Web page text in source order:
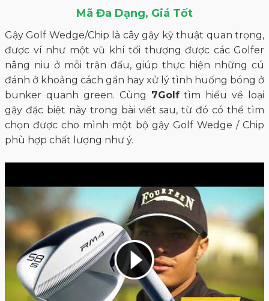
Mã Đa Dạng, Giá Tốt
Gậy Golf Wedge/Chip là cây gậy kỹ thuật quan trọng,
được ví như một vũ khí tối thượng được các Golfer
nâng niu ở mỗi trận đấu, giúp thực hiện những cú
đánh ở khoảng cách gần hay xử lý tình huống bóng ở
bunker quanh green. Cùng 7Golftìm hiểu về loại
gậy đặc biệt này trong bài viết sau, từ đó có thể tìm
chọn được cho mình một bộ gậy Golf Wedge / Chip
phù hợp chất lượng như ý.